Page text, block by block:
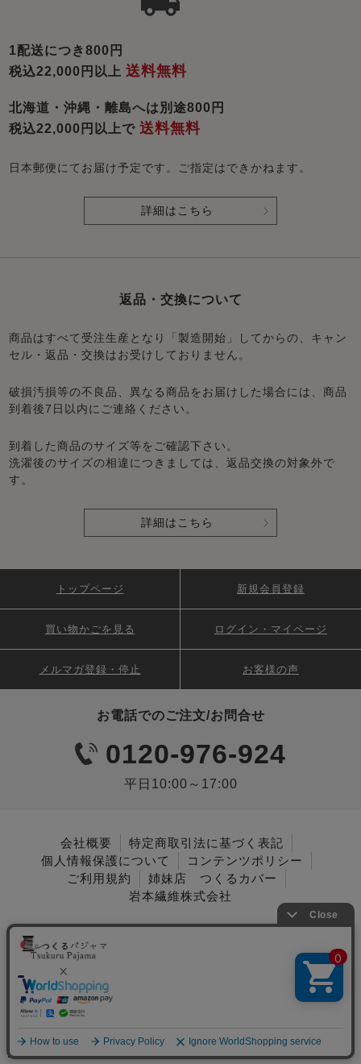
メニュー
1配送につき800円
税込22,000円以上送料無料
北海道・沖縄・離島へは別途800円
税込22,000円以上で送料無料
日本郵便にてお届け予定です。ご指定はできかねます。
詳細はこちら
返品・交換について
商品はすべて受注生産となり「製造開始」してからの、キャン
セル・返品・交換はお受けしておりません。
破損汚損等の不良品、異なる商品をお届けした場合には、商品
到着後7日以内にご連絡ください。
到着した商品のサイズ等をご確認下さい。
洗濯後のサイズの相違につきましては、返品交換の対象外で
す。
詳細はこちら
お電話でのご注文/お問合せ
0120-976-924
平日10:00～17:00
トップページ 新規会員登録
買い物かごを見る ログイン・マイページ
メルマガ登録・停止 お客様の声
会社概要
特定商取引法に基づく表記
個人情報保護について
コンテンツポリシー
ご利用規約
姉妹店 つくるカバー
岩本繊維株式会社
Copyright © 2022 Iwamoto Senni Co., Ltd. All